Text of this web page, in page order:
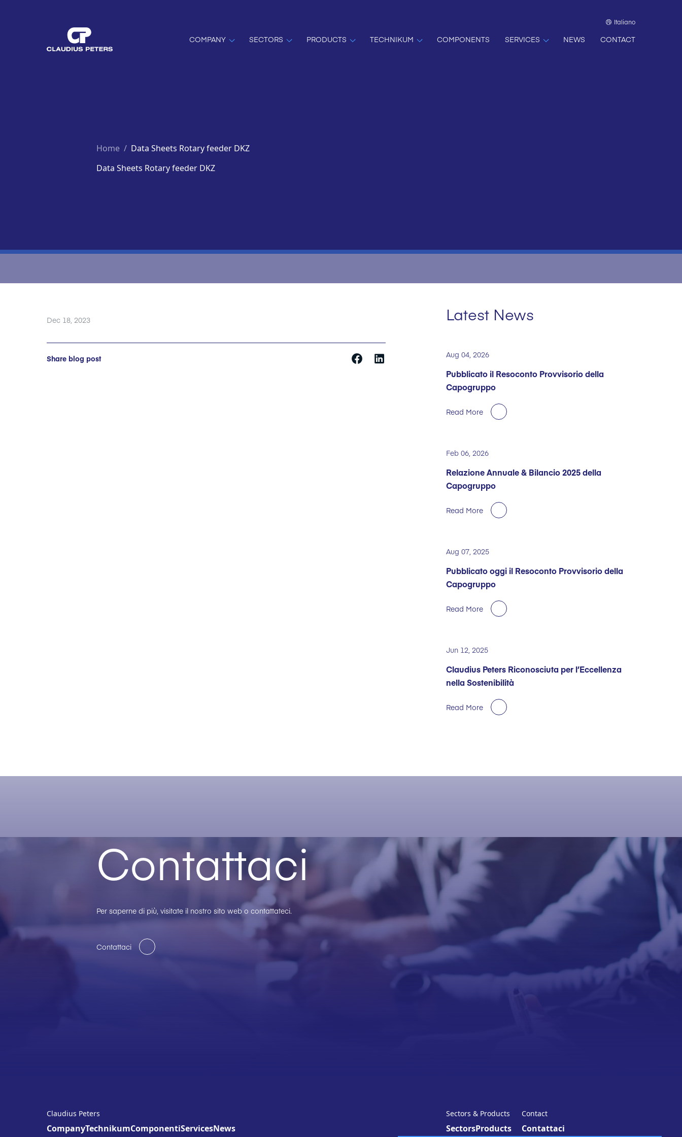
Italiano
COMPANY SECTORS PRODUCTS TECHNIKUM COMPONENTS SERVICES NEWS CONTACT
Home / Data Sheets Rotary feeder DKZ
Data Sheets Rotary feeder DKZ
Dec 18, 2023
Share blog post
Latest News
Aug 04, 2026
Pubblicato il Resoconto Provvisorio della
Capogruppo
Read More
Feb 06, 2026
Relazione Annuale & Bilancio 2025 della
Capogruppo
Read More
Aug 07, 2025
Pubblicato oggi il Resoconto Provvisorio della
Capogruppo
Read More
Jun 12, 2025
Claudius Peters Riconosciuta per l’Eccellenza
nella Sostenibilità
Read More
Contattaci
Per saperne di più, visitate il nostro sito web o contattateci.
Contattaci
Claudius Peters
CompanyTechnikumComponentiServicesNews
Sectors & Products
SectorsProducts
Contact
Contattaci